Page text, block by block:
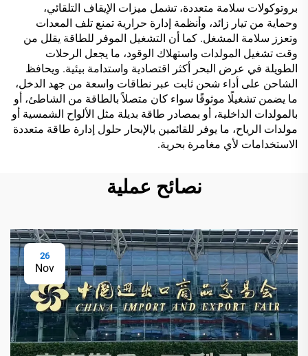
بروتوكولات سلامة متعددة، تشمل ميزات الإيقاف التلقائي،
وحماية من تيار زائد، وأنظمة إدارة حرارية تمنع تلف المعدات
وتعزز سلامة المشغل. كما أن التشغيل الموفر للطاقة يقلل من
وقت تشغيل المولدات واستهلاك الوقود، ما يجعل الرحلات
الطويلة في عرض البحر أكثر اقتصادية واستدامة بيئية. ويحافظ
الشاحن على أداء شحن ثابت عبر نطاقات واسعة من جهد الدخل،
ما يضمن تشغيلًا موثوقًا سواء كان متصلاً بالطاقة من الشاطئ، أو
بالمولدات الداخلية، أو بمصادر طاقة بديلة مثل الألواح الشمسية أو
مولدات الرياح، ما يوفر للقائمين بالإبحار حلول إدارة طاقة متعددة
الاستخدامات لأي مغامرة بحرية.
نصائح عملية
26
Nov